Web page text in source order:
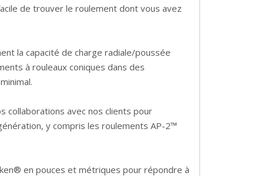
de trouver le roulement dont vous avez
la capacité de charge radiale/poussée
à rouleaux coniques dans des
collaborations avec nos clients pour
y compris les roulements AP-2™
en pouces et métriques pour répondre à